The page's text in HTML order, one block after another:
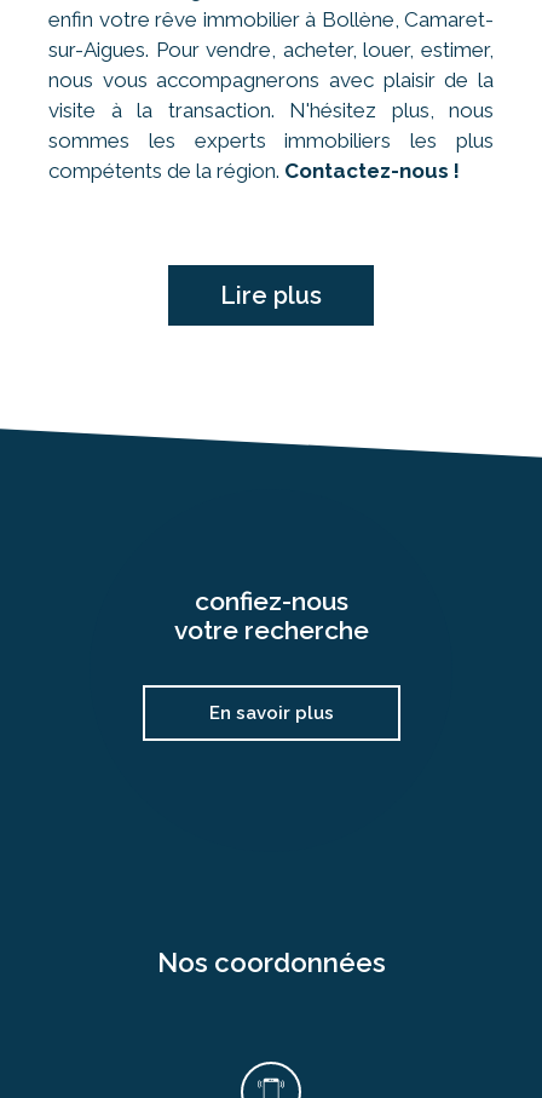
enfin votre rêve immobilier à Bollène, Camaret-
sur-Aigues. Pour vendre, acheter, louer, estimer,
nous vous accompagnerons avec plaisir de la
visite à la transaction. N'hésitez plus, nous
sommes les experts immobiliers les plus
compétents de la région. Contactez-nous !
Lire plus
confiez-nous
votre recherche
En savoir plus
nos coordonnées